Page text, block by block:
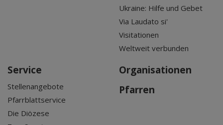
Ukraine: Hilfe und Gebet
Via Laudato si'
Visitationen
Weltweit verbunden
Service
Stellenangebote
Pfarrblattservice
Die Diözese
Organisationen
Pfarren